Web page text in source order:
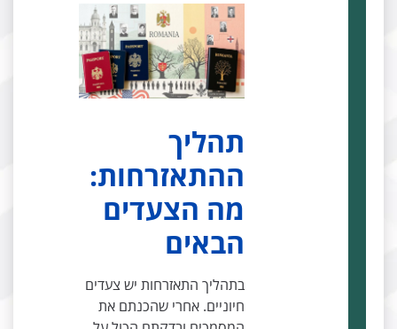
תהליך
ההתאזרחות:
מה הצעדים
הבאים
בתהליך התאזרחות יש צעדים
חיוניים. אחרי שהכנתם את